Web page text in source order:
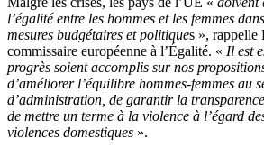
l’égalité entre les hommes et les femmes
mesures budgétaires et politiques », rappelle
commissaire européenne à l’Égalité. « Il est
progrès soient accomplis sur nos
d’améliorer l’équilibre hommes-femmes au
d’administration, de garantir la
de mettre un terme à la violence à l’égard
violences domestiques ».